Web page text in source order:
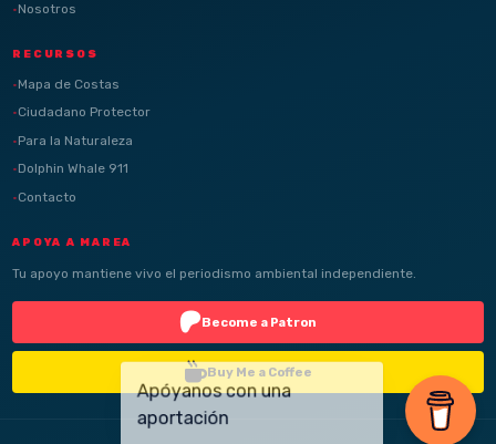
Nosotros
RECURSOS
Mapa de Costas
Ciudadano Protector
Para la Naturaleza
Dolphin Whale 911
Contacto
APOYA A MAREA
Tu apoyo mantiene vivo el periodismo ambiental independiente.
Become a Patron
Buy Me a Coffee